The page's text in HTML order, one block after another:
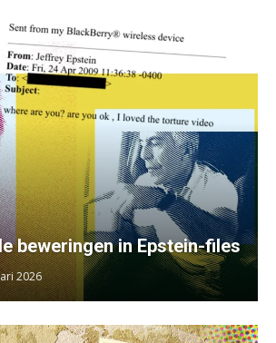
beweringen in Epstein-files
2026